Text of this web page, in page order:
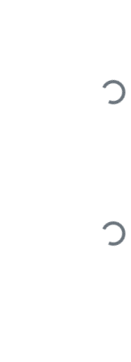
Loading...
Loading...